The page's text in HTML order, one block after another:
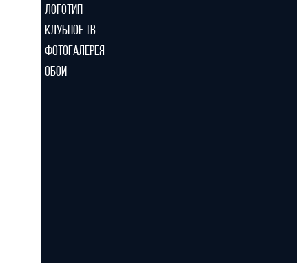
ЛОГОТИП
КЛУБНОЕ ТВ
ФОТОГАЛЕРЕЯ
ОБОИ